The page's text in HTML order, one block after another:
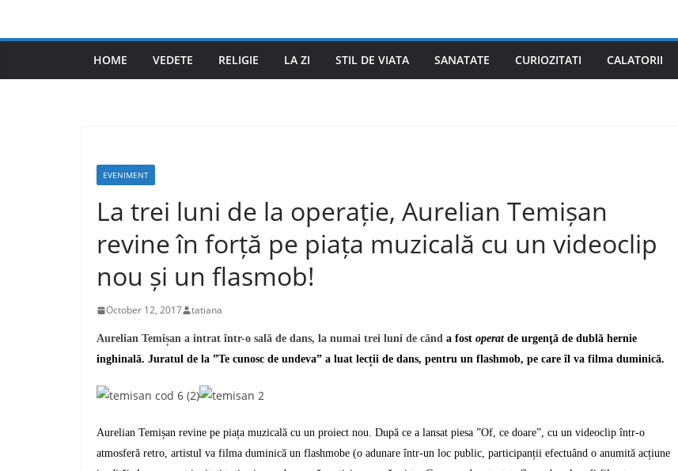
HOME VEDETE RELIGIE LA ZI STIL DE VIATA SANATATE CURIOZITATI CALATORII
EVENIMENT
La trei luni de la operație, Aurelian Temișan
revine în forță pe piața muzicală cu un videoclip
nou și un flasmob!
October 12, 2017 tatiana
Aurelian Temișan a intrat într-o sală de dans, la numai trei luni de când a fost operat de urgenţă de dublă hernie
inghinală. Juratul de la ”Te cunosc de undeva” a luat lecții de dans, pentru un flashmob, pe care îl va filma duminică.
Aurelian Temișan revine pe piața muzicală cu un proiect nou. După ce a lansat piesa ”Of, ce doare”, cu un videoclip într-o
atmosferă retro, artistul va filma duminică un flashmobe (o adunare într-un loc public, participanții efectuând o anumită acțiune